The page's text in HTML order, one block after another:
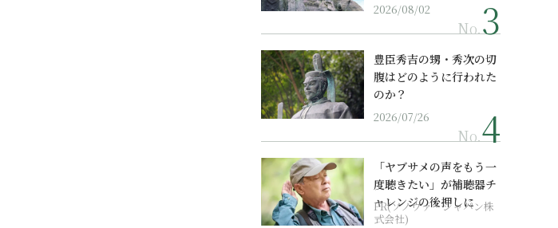
2026/08/02
No.
豊臣秀吉の甥・秀次の切
腹はどのように行われた
のか？
2026/07/26
No.
「ヤブサメの声をもう一
度聴きたい」が補聴器チ
ャレンジの後押しに
PR(ソノヴァ・ジャパン株
式会社)